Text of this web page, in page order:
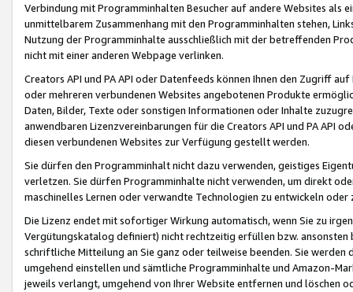
Verbindung mit Programminhalten Besucher auf andere Websites als
unmittelbarem Zusammenhang mit den Programminhalten stehen,
Nutzung der Programminhalte ausschließlich mit der betreffenden
nicht mit einer anderen Webpage verlinken.
Creators API und PA API oder Datenfeeds können Ihnen den Zugriff
oder mehreren verbundenen Websites angebotenen Produkte
Daten, Bilder, Texte oder sonstigen Informationen oder Inhalte
anwendbaren Lizenzvereinbarungen für die Creators API und PA API
diesen verbundenen Websites zur Verfügung gestellt werden.
Sie dürfen den Programminhalt nicht dazu verwenden, geistiges
verletzen. Sie dürfen Programminhalte nicht verwenden, um direkt
maschinelles Lernen oder verwandte Technologien zu entwickeln
Die Lizenz endet mit sofortiger Wirkung automatisch, wenn Sie zu
Vergütungskatalog definiert) nicht rechtzeitig erfüllen bzw. ansonsten
schriftliche Mitteilung an Sie ganz oder teilweise beenden. Sie werden
umgehend einstellen und sämtliche Programminhalte und Amazon-
jeweils verlangt, umgehend von Ihrer Website entfernen und löschen